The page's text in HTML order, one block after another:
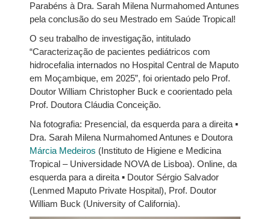
Parabéns à Dra. Sarah Milena Nurmahomed Antunes
pela conclusão do seu Mestrado em Saúde Tropical!
O seu trabalho de investigação, intitulado
“Caracterização de pacientes pediátricos com
hidrocefalia internados no Hospital Central de Maputo
em Moçambique, em 2025”, foi orientado pelo Prof.
Doutor William Christopher Buck e coorientado pela
Prof. Doutora Cláudia Conceição.
Na fotografia: Presencial, da esquerda para a direita ▪
Dra. Sarah Milena Nurmahomed Antunes e Doutora
Márcia Medeiros (Instituto de Higiene e Medicina
Tropical – Universidade NOVA de Lisboa). Online, da
esquerda para a direita ▪ Doutor Sérgio Salvador
(Lenmed Maputo Private Hospital), Prof. Doutor
William Buck (University of California).